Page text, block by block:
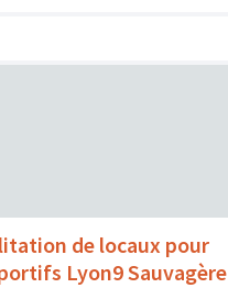
de locaux pour
Lyon9 Sauvagère